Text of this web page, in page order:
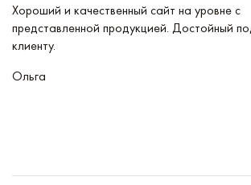
Хороший и качественный сайт на уровне с
представленной продукцией. Достойный
клиенту.
Ольга